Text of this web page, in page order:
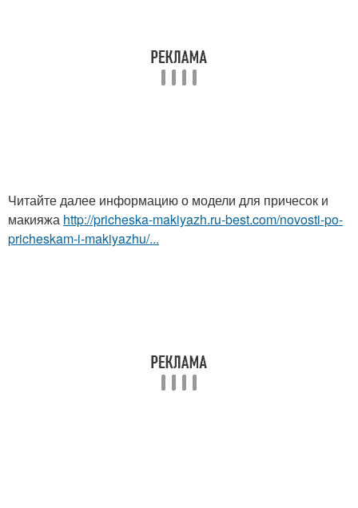
Читайте далее информацию о модели для причесок и
макияжа http://pricheska-makiyazh.ru-best.com/novosti-po-
pricheskam-i-makiyazhu/...